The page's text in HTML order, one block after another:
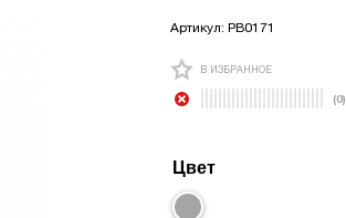
Артикул: PB0171
В ИЗБРАННОЕ
(0)
Цвет